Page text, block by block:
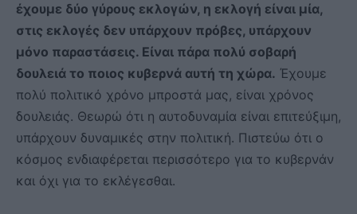
έχουμε δύο γύρους εκλογών, η εκλογή είναι μία,
στις εκλογές δεν υπάρχουν πρόβες, υπάρχουν
μόνο παραστάσεις. Είναι πάρα πολύ σοβαρή
δουλειά το ποιος κυβερνά αυτή τη χώρα. Έχουμε
πολύ πολιτικό χρόνο μπροστά μας, είναι χρόνος
δουλειάς. Θεωρώ ότι η αυτοδυναμία είναι επιτεύξιμη,
υπάρχουν δυναμικές στην πολιτική. Πιστεύω ότι ο
κόσμος ενδιαφέρεται περισσότερο για το κυβερνάν
και όχι για το εκλέγεσθαι.